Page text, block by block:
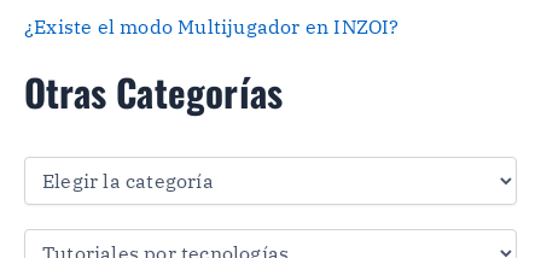
¿Existe el modo Multijugador en INZOI?
Otras Categorías
O
a